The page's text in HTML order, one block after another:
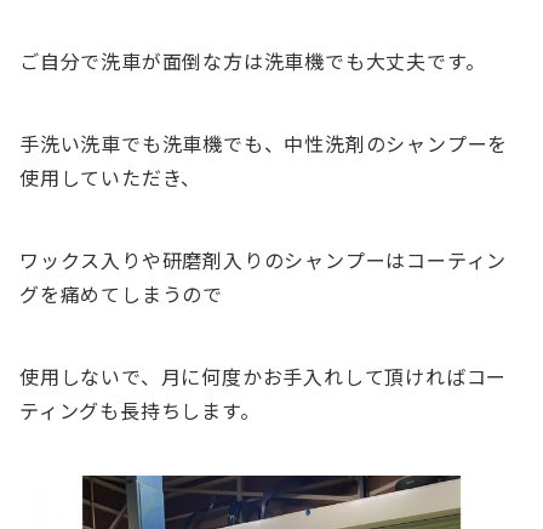
ご自分で洗車が面倒な方は洗車機でも大丈夫です。
手洗い洗車でも洗車機でも、中性洗剤のシャンプーを
使用していただき、
ワックス入りや研磨剤入りのシャンプーはコーティン
グを痛めてしまうので
使用しないで、月に何度かお手入れして頂ければコー
ティングも長持ちします。